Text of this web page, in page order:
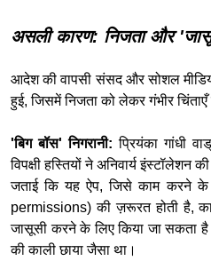
असली कारण: निजता और
आदेश की वापसी संसद और सोशल
हुई, जिसमें निजता को लेकर गंभीर चिंताएँ
'बिग बॉस' निगरानी: प्रियंका गांधी
विपक्षी हस्तियों ने अनिवार्य
जताई कि यह ऐप, जिसे काम करने के
permissions) की ज़रूरत होती है, का
जासूसी करने के लिए किया जा सकता
की काली छाया जैसा था।